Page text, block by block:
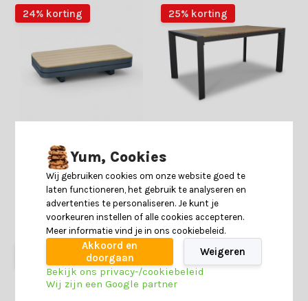
24% korting
aluminium + polywood |
antraciet | 120x62cm
Deliverytime
Op voorraad
309,-
25% korting
aluminium | Natural Wood |
5 reviews
Deliverytime
Op voorraad
529,- 399,-
Yum, Cookies
Wij gebruiken cookies om onze website goed te
laten functioneren, het gebruik te analyseren en
advertenties te personaliseren. Je kunt je
voorkeuren instellen of alle cookies accepteren.
Meer informatie vind je in ons cookiebeleid.
Akkoord en
doorgaan
Weigeren
Bekijk ons privacy-/cookiebeleid
Wij zijn een Google partner